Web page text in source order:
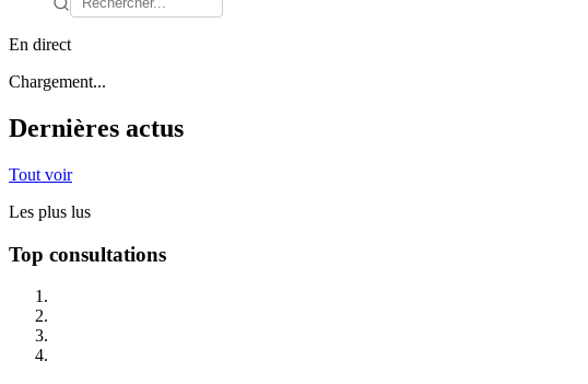
En direct
Chargement...
Dernières actus
Tout voir
Les plus lus
Top consultations